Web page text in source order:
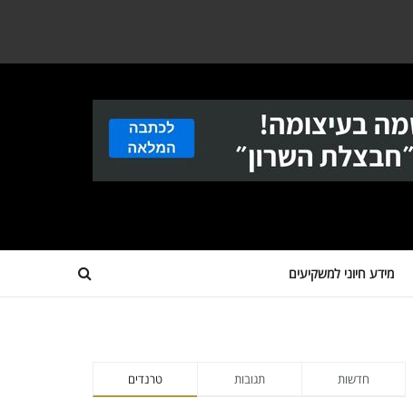
מידע חיוני למשקיעים
טרנדים תגובות חדשות